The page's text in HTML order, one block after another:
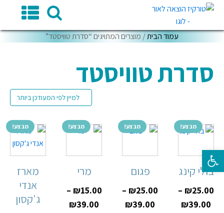
עמוד הבית/ מוצרים המתויגים “סדרת טוויסטד”
סדרת טוויסטד
מבצע!
בולי קינג
₪25.00
–
₪39.00
מבצע!
פגום
₪25.00
–
₪39.00
מבצע!
מרי
₪15.00
–
₪39.00
מבצע!
מארז
אנדי
ג'קסון
פתח סרגל נגישות